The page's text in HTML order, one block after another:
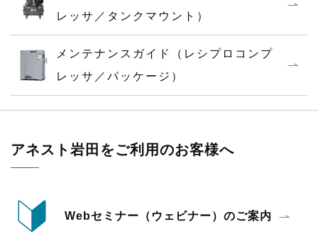
レッサ／タンクマウント）
メンテナンスガイド（レシプロコンプ
レッサ／パッケージ）
アネスト岩田をご利用のお客様へ
Webセミナー（ウェビナー）のご案内